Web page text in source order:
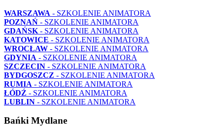
WARSZAWA - SZKOLENIE ANIMATORA
POZNAŃ - SZKOLENIE ANIMATORA
GDAŃSK - SZKOLENIE ANIMATORA
KATOWICE - SZKOLENIE ANIMATORA
WROCŁAW - SZKOLENIE ANIMATORA
GDYNIA - SZKOLENIE ANIMATORA
SZCZECIN - SZKOLENIE ANIMATORA
BYDGOSZCZ - SZKOLENIE ANIMATORA
RUMIA - SZKOLENIE ANIMATORA
ŁÓDŹ - SZKOLENIE ANIMATORA
LUBLIN - SZKOLENIE ANIMATORA
Bańki Mydlane